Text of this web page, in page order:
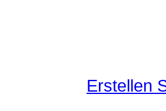
Erstellen